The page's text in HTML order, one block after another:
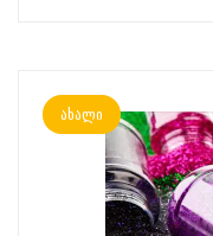
ახალი